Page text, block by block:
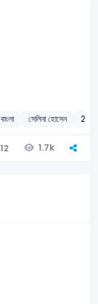
বাংলা সেলিনা হোসেন
12 1.7k